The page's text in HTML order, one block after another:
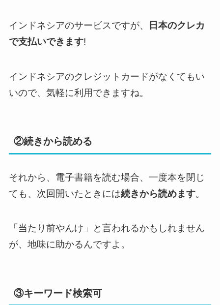
インドネシアのサービスですが、
日本のクレカ
で支払いできます!
インドネシアのクレジットカードがなくてもい
いので、気軽に利用できますね。
②続きから読める
それから、電子書籍を読む場合、一度本を閉じ
ても、次回開いたときには続きから読めます。
「当たり前やんけ」と言われるかもしれません
が、地味に助かるんですよ。
③キーワード検索可